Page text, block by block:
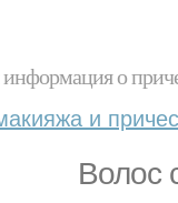
информация о
и
Волос